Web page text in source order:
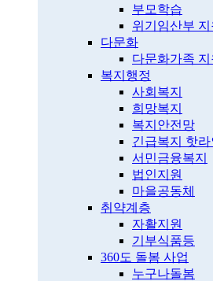
부모학습
위기임산부 지
다문화
다문화가족 지
복지행정
사회복지
희망복지
복지안전망
긴급복지 핫라
서민금융복지
법인지원
마을공동체
취약계층
자활지원
기부식품등
360도 돌봄 사업
누구나돌봄